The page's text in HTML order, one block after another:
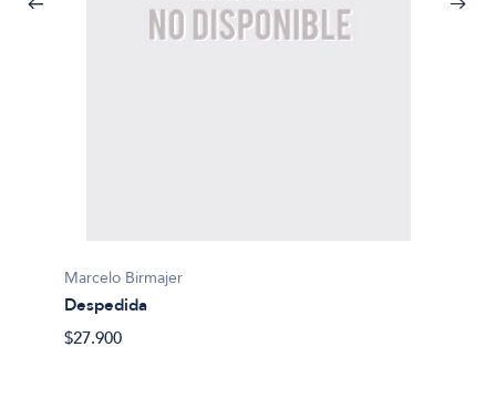
Marcelo Birmajer
Despedida
$27.900